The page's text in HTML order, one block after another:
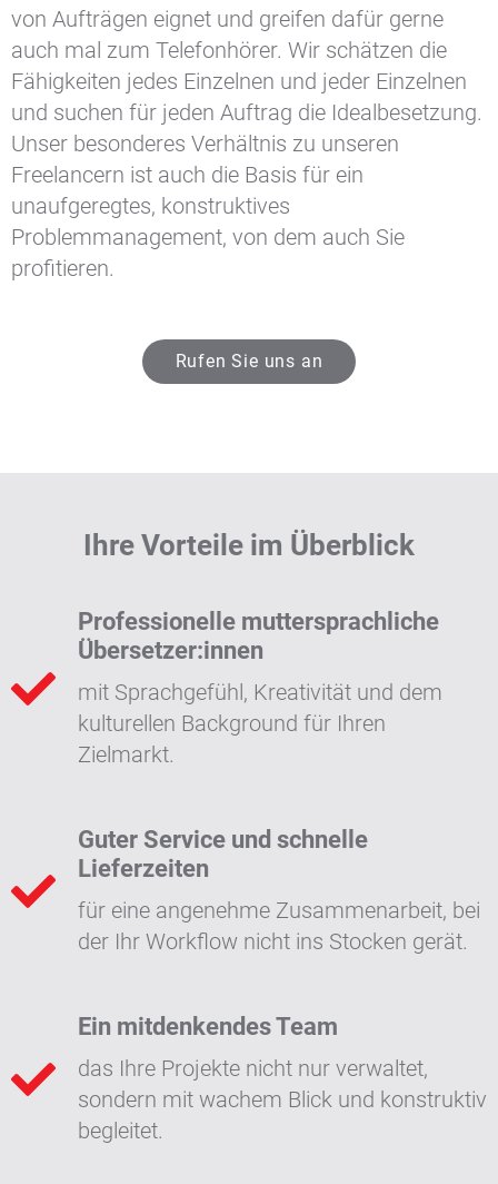
von Aufträgen eignet und greifen dafür gerne
auch mal zum Telefonhörer. Wir schätzen die
Fähigkeiten jedes Einzelnen und jeder Einzelnen
und suchen für jeden Auftrag die Idealbesetzung.
Unser besonderes Verhältnis zu unseren
Freelancern ist auch die Basis für ein
unaufgeregtes, konstruktives
Problemmanagement, von dem auch Sie
profitieren.
Rufen Sie uns an
Ihre Vorteile im Überblick
Professionelle muttersprachliche
Übersetzer:innen
mit Sprachgefühl, Kreativität und dem
kulturellen Background für Ihren
Zielmarkt.
Guter Service und schnelle
Lieferzeiten
für eine angenehme Zusammenarbeit, bei
der Ihr Workflow nicht ins Stocken gerät.
Ein mitdenkendes Team
das Ihre Projekte nicht nur verwaltet,
sondern mit wachem Blick und konstruktiv
begleitet.